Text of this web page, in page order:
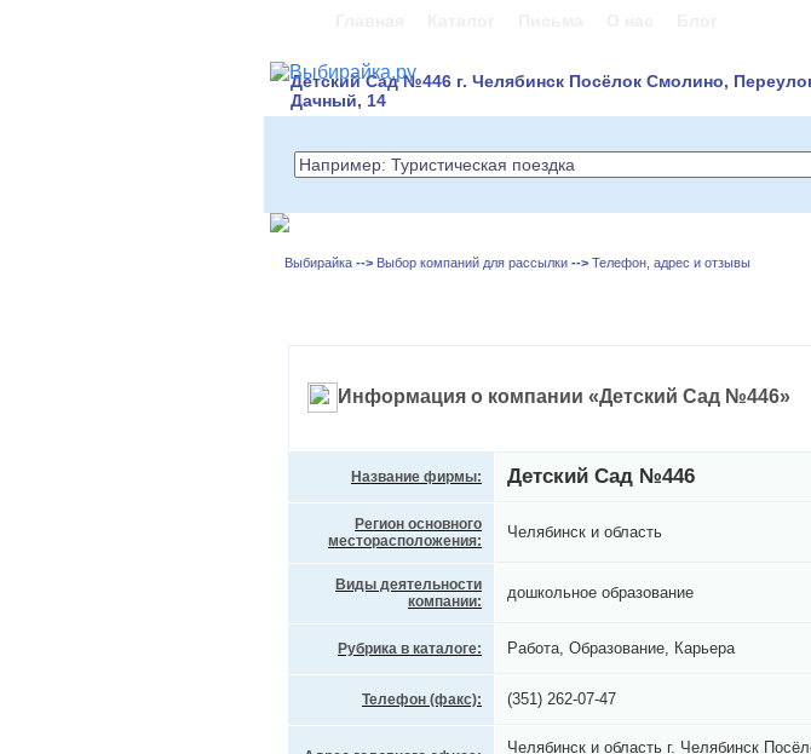
Детский Сад №446 г. Челябинск Посёлок Смолино,
Дачный, 14
Выбирайка --> Выбор компаний для рассылки --> Телефон, адрес и отзывы
Информация о компании «Детский Сад №446»
Название фирмы: Детский Сад №446
Регион основного
месторасположения:
Челябинск и область
Виды деятельности
компании:
дошкольное образование
Рубрика в каталоге: Работа, Образование, Карьера
Телефон (факс): (351) 262-07-47
Челябинск и область г. Челябинск